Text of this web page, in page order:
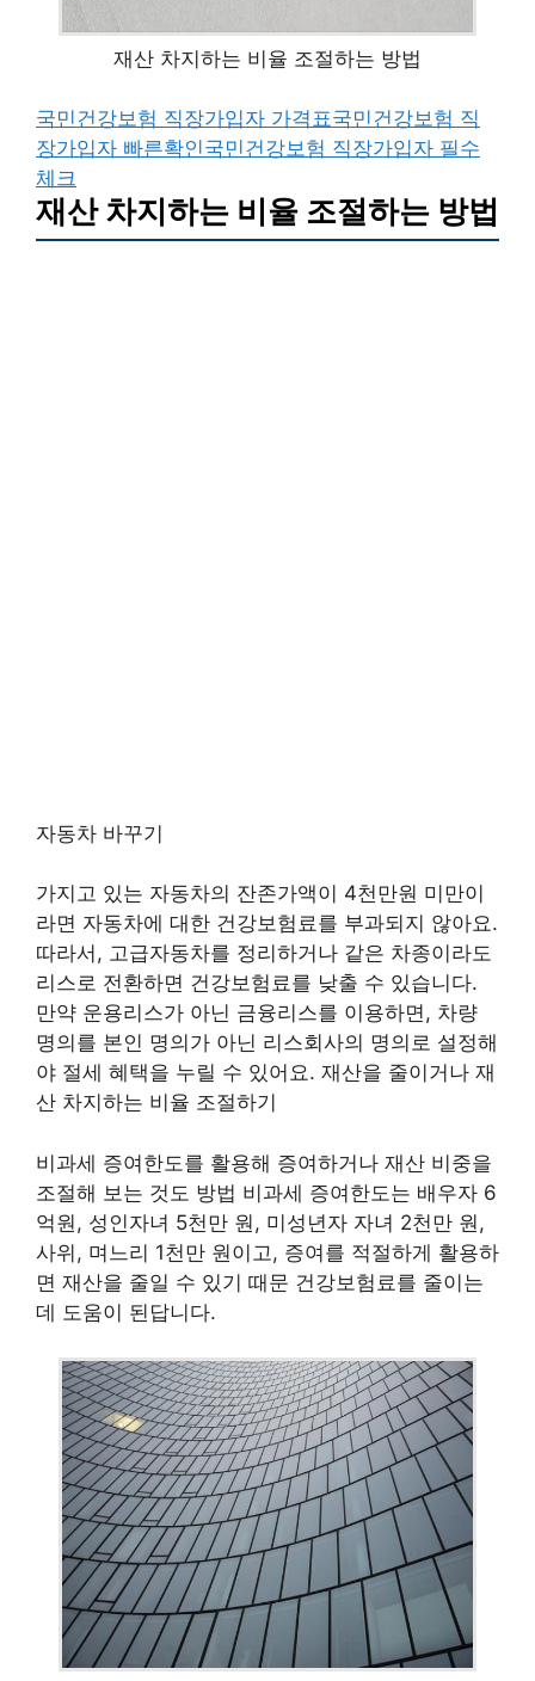
재산 차지하는 비율 조절하는 방법
국민건강보험 직장가입자 가격표국민건강보험 직
장가입자 빠른확인국민건강보험 직장가입자 필수
체크
재산 차지하는 비율 조절하는 방법
자동차 바꾸기
가지고 있는 자동차의 잔존가액이 4천만원 미만이
라면 자동차에 대한 건강보험료를 부과되지 않아요.
따라서, 고급자동차를 정리하거나 같은 차종이라도
리스로 전환하면 건강보험료를 낮출 수 있습니다.
만약 운용리스가 아닌 금융리스를 이용하면, 차량
명의를 본인 명의가 아닌 리스회사의 명의로 설정해
야 절세 혜택을 누릴 수 있어요. 재산을 줄이거나 재
산 차지하는 비율 조절하기
비과세 증여한도를 활용해 증여하거나 재산 비중을
조절해 보는 것도 방법 비과세 증여한도는 배우자 6
억원, 성인자녀 5천만 원, 미성년자 자녀 2천만 원,
사위, 며느리 1천만 원이고, 증여를 적절하게 활용하
면 재산을 줄일 수 있기 때문 건강보험료를 줄이는
데 도움이 된답니다.